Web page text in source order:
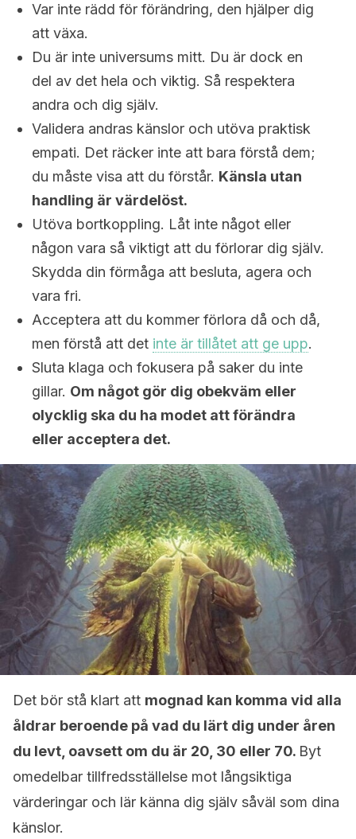
Var inte rädd för förändring, den hjälper dig
att växa.
Du är inte universums mitt. Du är dock en
del av det hela och viktig. Så respektera
andra och dig själv.
Validera andras känslor och utöva praktisk
empati. Det räcker inte att bara förstå dem;
du måste visa att du förstår. Känsla utan
handling är värdelöst.
Utöva bortkoppling. Låt inte något eller
någon vara så viktigt att du förlorar dig själv.
Skydda din förmåga att besluta, agera och
vara fri.
Acceptera att du kommer förlora då och då,
men förstå att det inte är tillåtet att ge upp.
Sluta klaga och fokusera på saker du inte
gillar. Om något gör dig obekväm eller
olycklig ska du ha modet att förändra
eller acceptera det.
Det bör stå klart att mognad kan komma vid alla
åldrar beroende på vad du lärt dig under åren
du levt, oavsett om du är 20, 30 eller 70. Byt
omedelbar tillfredsställelse mot långsiktiga
värderingar och lär känna dig själv såväl som dina
känslor.